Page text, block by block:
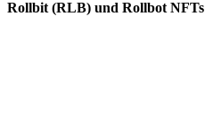
Rollbit (RLB) und Rollbot NFTs